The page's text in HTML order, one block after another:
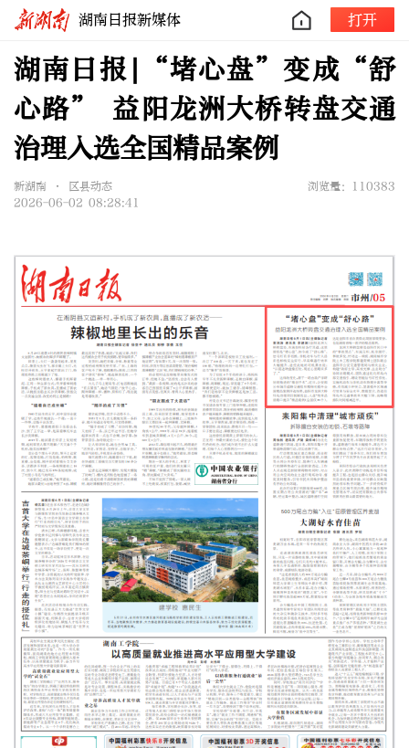
湖南日报新媒体 打开
湖南日报|“堵心盘”变成“舒
心路” 益阳龙洲大桥转盘交通
治理入选全国精品案例
新湖南 • 区县动态
浏览量：110383
2026-06-02 08:28:41